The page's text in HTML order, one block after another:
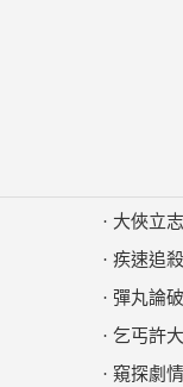
· 大俠立
· 疾速追
· 彈丸論
· 乞丐許
· 窺探劇